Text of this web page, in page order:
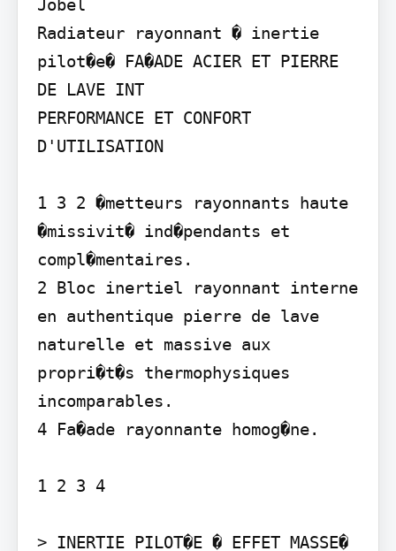
Jobel
Radiateur rayonnant � inertie
pilot�e� FA�ADE ACIER ET PIERRE
DE LAVE INT
PERFORMANCE ET CONFORT
D'UTILISATION
1 3 2 �metteurs rayonnants haute
�missivit� ind�pendants et
compl�mentaires.
2 Bloc inertiel rayonnant interne
en authentique pierre de lave
naturelle et massive aux
propri�t�s thermophysiques
incomparables.
4 Fa�ade rayonnante homog�ne.
1 2 3 4
> INERTIE PILOT�E � EFFET MASSE�